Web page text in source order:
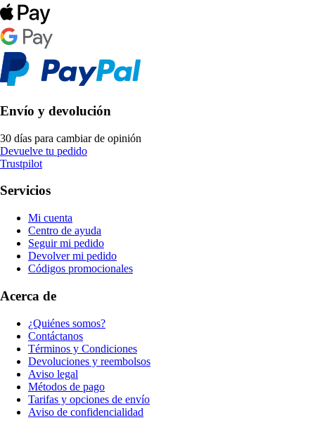
Envío y devolución
30 días para cambiar de opinión
Devuelve tu pedido
Trustpilot
Servicios
Mi cuenta
Centro de ayuda
Seguir mi pedido
Devolver mi pedido
Códigos promocionales
Acerca de
¿Quiénes somos?
Contáctanos
Términos y Condiciones
Devoluciones y reembolsos
Aviso legal
Métodos de pago
Tarifas y opciones de envío
Aviso de confidencialidad